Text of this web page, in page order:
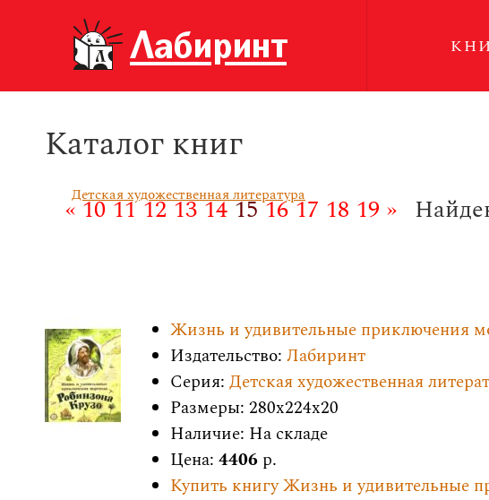
Каталог книг
Детская художественная литература
« 10 11 12 13 14 15 16 17 18 19 »
Жизнь и удивительные приключения
Издательство: Лабиринт
Серия: Детская художественная
Размеры: 280x224x20
Наличие: На складе
Цена: 4406 р.
Купить книгу Жизнь и удивительные